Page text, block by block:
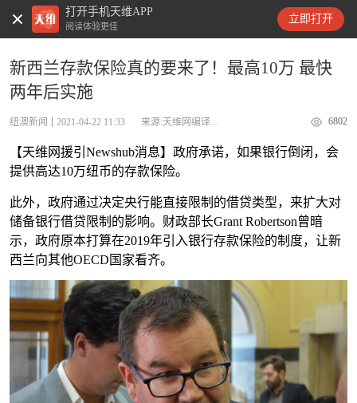
打开手机天维APP
阅读体验更佳
立即打开
天维新闻
新西兰存款保险真的要来了！最高10万 最快
两年后实施
纽澳新闻 2021-04-22 11:33 6802
【天维网援引Newshub消息】政府承诺，如果银行倒闭，会
提供高达10万纽币的存款保险。
此外，政府通过决定央行能直接限制的借贷类型，来扩大对
储备银行借贷限制的影响。 财政部长Grant Robertson曾暗
示，政府原本打算在2019年引入银行存款保险的制度，让新
西兰向其他OECD国家看齐。